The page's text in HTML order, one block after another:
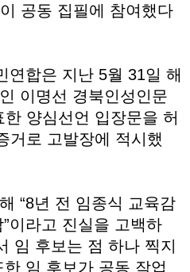
공동 집필에 참여했다
연합은 지난 5월 31일 해
이명선 경북인성인문
양심선언 입장문을 허
거로 고발장에 적시했
“8년 전 임종식 교육감
이라고 진실을 고백하
임 후보는 점 하나 찍지
임 후보가 공동 작업